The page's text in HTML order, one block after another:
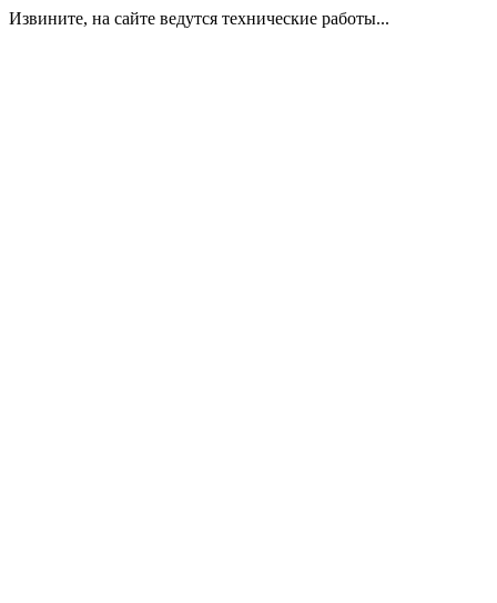
Извините, на сайте ведутся технические работы...